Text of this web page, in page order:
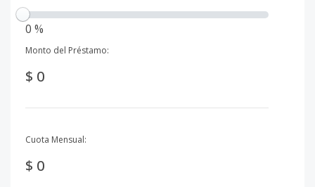
0 %
Monto del Préstamo:
$ 0
Cuota Mensual:
$ 0